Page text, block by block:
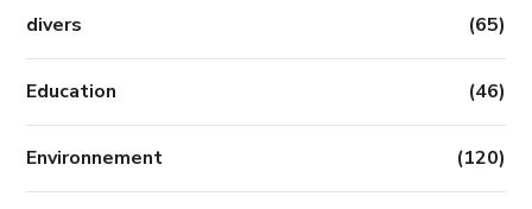
divers (65)
Education (46)
Environnement (120)